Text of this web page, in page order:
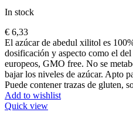
In stock
€ 6,33
El azúcar de abedul xilitol es
dosificación y aspecto como el
europeos, GMO free. No se
bajar los niveles de azúcar. Apto
Puede contener trazas de gluten,
Add to wishlist
Quick view